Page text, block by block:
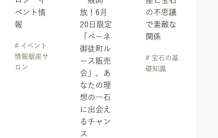
ベント情
報
# イベント
情報銀座サ
ロン
放！6月
20日限定
「ベーネ
御徒町ル
ース販売
会」、あ
なたの理
想の一石
に出会え
るチャン
ス
の不思議
で素敵な
関係
# 宝石の基
礎知識